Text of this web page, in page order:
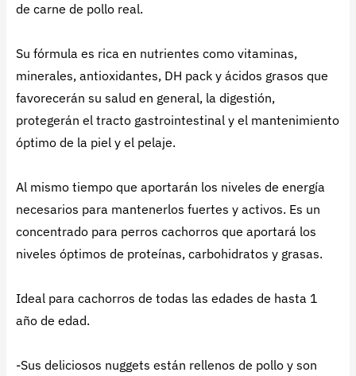
de carne de pollo real.
Su fórmula es rica en nutrientes como vitaminas,
minerales, antioxidantes, DH pack y ácidos grasos que
favorecerán su salud en general, la digestión,
protegerán el tracto gastrointestinal y el mantenimiento
óptimo de la piel y el pelaje.
Al mismo tiempo que aportarán los niveles de energía
necesarios para mantenerlos fuertes y activos. Es un
concentrado para perros cachorros que aportará los
niveles óptimos de proteínas, carbohidratos y grasas.
Ideal para cachorros de todas las edades de hasta 1
año de edad.
-Sus deliciosos nuggets están rellenos de pollo y son